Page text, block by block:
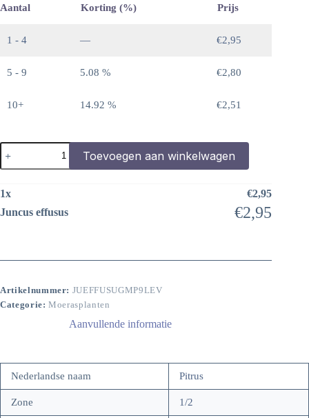
Aantal Korting (%) Prijs
1 - 4 — €2,95
5 - 9 5.08 % €2,80
10+ 14.92 % €2,51
Juncus
effusus
aantal
Toevoegen aan winkelwagen
1x €2,95
Juncus effusus
€2,95
Artikelnummer: JUEFFUSUGMP9LEV
Categorie:Moerasplanten
Aanvullende informatie
Nederlandse naam Pitrus
Zone 1/2